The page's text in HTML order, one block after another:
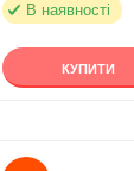
В наявності
КУПИТИ